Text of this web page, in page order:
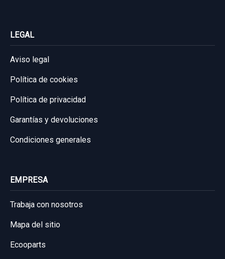
LEGAL
Aviso legal
Política de cookies
Política de privacidad
Garantías y devoluciones
Condiciones generales
EMPRESA
Trabaja con nosotros
Mapa del sitio
Ecooparts